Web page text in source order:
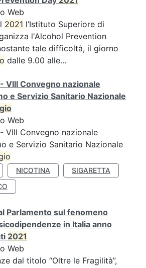
Web
2021 l’Istituto Superiore di
l'Alcohol Prevention
tale difficoltà, il giorno
dalle 9.00 alle...
VIII Convegno nazionale
e Servizio Sanitario Nazionale
Web
VIII Convegno nazionale
e Servizio Sanitario Nazionale
NICOTINA
SIGARETTA
Parlamento sul fenomeno
in Italia anno
2021
Web
dal titolo “Oltre le Fragilità”,